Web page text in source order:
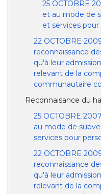
25 OCTOBRE
et au mode de
et services
22 OCTOBRE
reconnaissance
qu'à leur
relevant de la
communautaire
Reconnaisance du
25 OCTOBRE
au mode de
services pour
22 OCTOBRE
reconnaissance
qu'à leur
relevant de la